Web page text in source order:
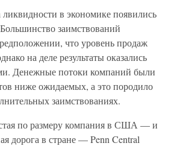
в экономике появились
заимствований
что уровень продаж
на деле результаты оказались
Денежные потоки компаний были
ниже ожидаемых, а это породило
заимствованиях.
по размеру компания в США — и
дорога в стране — Penn Central